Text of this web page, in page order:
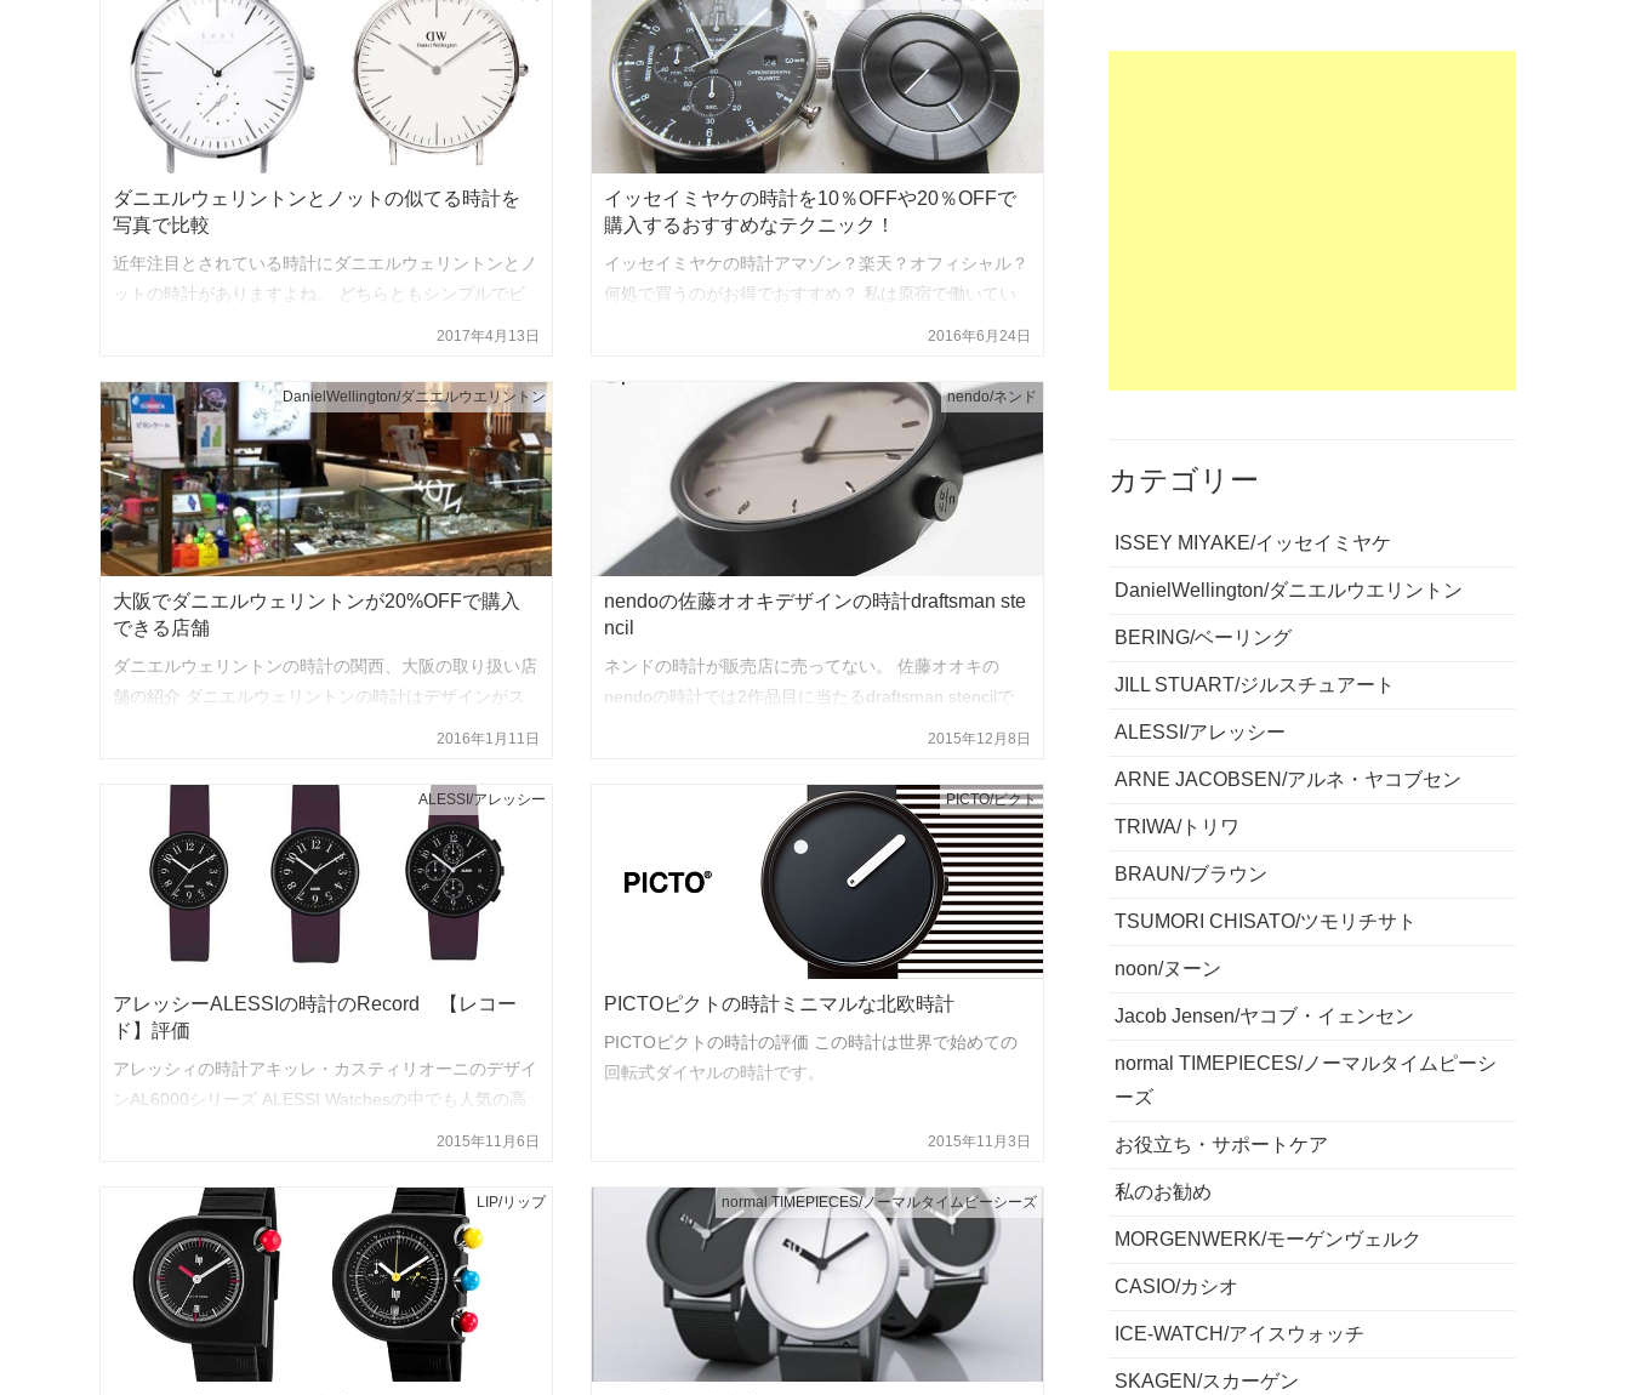
ダニエルウェリントンとノットの似てる時計を
写真で比較
近年注目とされている時計にダニエルウェリントンとノ
ットの時計がありますよね。 どちらともシンプルでビ
ジネスシーンでも、カジュアルでも付けれる時計でデザ
いに個性があり違いま…
2017年4月13日
イッセイミヤケの時計を10％OFFや20％OFFで
購入するおすすめなテクニック！
イッセイミヤケの時計アマゾン？楽天？オフィシャル？
何処で買うのがお得でおすすめ？ 私は原宿で働いてい
るのですが、イッセイミヤケの時計をつけてる人を良く
っていて見かける事が…
2016年6月24日
DanielWellington/ダニエルウエリントン
大阪でダニエルウェリントンが20%OFFで購入
できる店舗
ダニエルウェリントンの時計の関西、大阪の取り扱い店
舗の紹介 ダニエルウェリントンの時計はデザインがス
ッキリと美しい事から、2014年位から、じわじわと人
ーディネートしやす…
2016年1月11日
nendo/ネンド
nendoの佐藤オオキデザインの時計draftsman ste
ncil
ネンドの時計が販売店に売ってない。 佐藤オオキの
nendoの時計では2作品目に当たるdraftsman stencilで
2015年12月8日
ALESSI/アレッシー
アレッシーALESSIの時計のRecord 【レコー
ド】評価
アレッシィの時計アキッレ・カスティリオーニのデザイ
ンAL6000シリーズ ALESSI Watchesの中でも人気の高
2015年11月6日
PICTO/ピクト
PICTOピクトの時計ミニマルな北欧時計
PICTOピクトの時計の評価 この時計は世界で始めての
回転式ダイヤルの時計です。
2015年11月3日
LIP/リップ normal TIMEPIECES/ノーマルタイムピーシーズ
カテゴリー
ISSEY MIYAKE/イッセイミヤケ
DanielWellington/ダニエルウエリントン
BERING/ベーリング
JILL STUART/ジルスチュアート
ALESSI/アレッシー
ARNE JACOBSEN/アルネ・ヤコブセン
TRIWA/トリワ
BRAUN/ブラウン
TSUMORI CHISATO/ツモリチサト
noon/ヌーン
Jacob Jensen/ヤコブ・イェンセン
normal TIMEPIECES/ノーマルタイムピーシ
ーズ
お役立ち・サポートケア
私のお勧め
MORGENWERK/モーゲンヴェルク
CASIO/カシオ
ICE-WATCH/アイスウォッチ
SKAGEN/スカーゲン